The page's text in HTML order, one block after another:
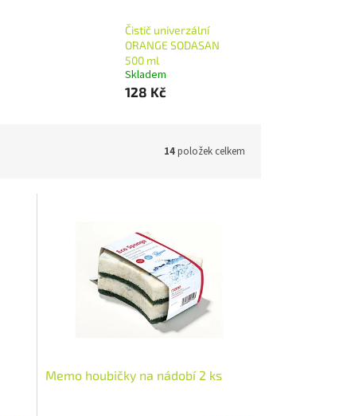
Čistič univerzální
ORANGE SODASAN
500 ml
Skladem
128 Kč
14položek celkem
Memo houbičky na nádobí 2 ks